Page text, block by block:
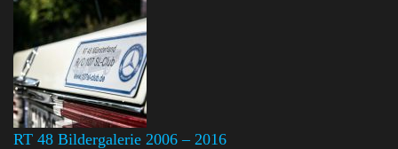
RT 48 Bildergalerie 2006 – 2016